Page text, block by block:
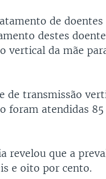
de
destes
vertical da mãe
de transmissão
foram atendidas
revelou que a
e oito por cento.